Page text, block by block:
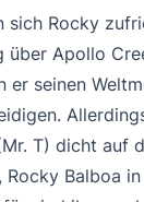
sich Rocky
über Apollo
er seinen
T) dicht auf
Rocky Balboa